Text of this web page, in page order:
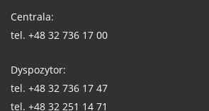
WUG
Centrala:
tel. +48 32 736 17 00
Dyspozytor:
tel. +48 32 736 17 47
tel. +48 32 251 14 71